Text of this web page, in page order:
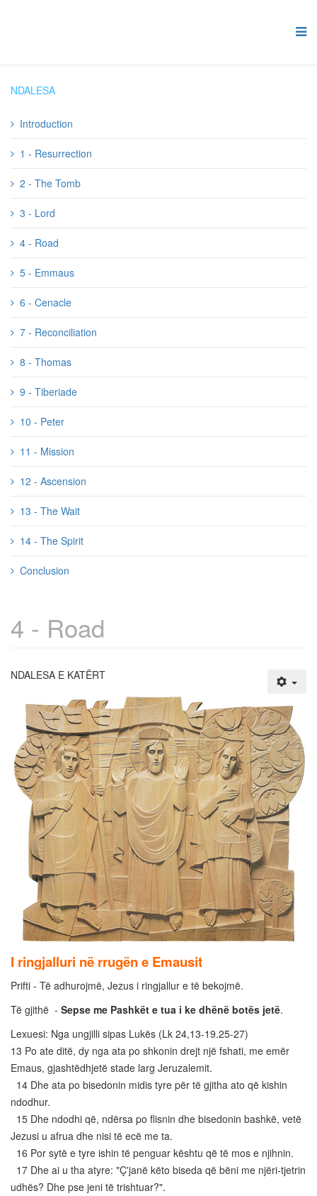
NDALESA
Introduction
1 - Resurrection
2 - The Tomb
3 - Lord
4 - Road
5 - Emmaus
6 - Cenacle
7 - Reconciliation
8 - Thomas
9 - Tiberiade
10 - Peter
11 - Mission
12 - Ascension
13 - The Wait
14 - The Spirit
Conclusion
4 - Road
NDALESA E KATËRT
I ringjalluri në rrugën e Emausit
Prifti - Të adhurojmë, Jezus i ringjallur e të bekojmë.
Të gjithë - Sepse me Pashkët e tua i ke dhënë botës jetë.
Lexuesi: Nga ungjilli sipas Lukës (Lk 24,13-19.25-27)
13 Po ate ditë, dy nga ata po shkonin drejt një fshati, me emër
Emaus, gjashtëdhjetë stade larg Jeruzalemit.
14 Dhe ata po bisedonin midis tyre për të gjitha ato që kishin
ndodhur.
15 Dhe ndodhi që, ndërsa po flisnin dhe bisedonin bashkë, vetë
Jezusi u afrua dhe nisi të ecë me ta.
16 Por sytë e tyre ishin të penguar kështu që të mos e njihnin.
17 Dhe ai u tha atyre: "Ç'janë këto biseda që bëni me njëri-tjetrin
udhës? Dhe pse jeni të trishtuar?".